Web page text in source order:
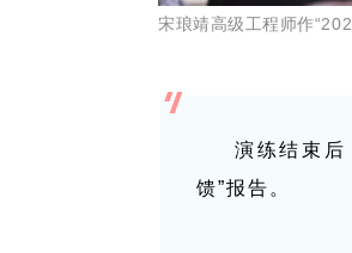
宋琅靖高级工程师作
演练结束后
馈”报告。